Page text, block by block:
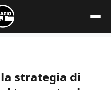
strategia di